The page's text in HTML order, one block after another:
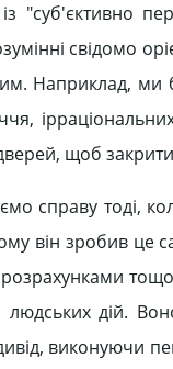
"суб'єктивно
свідомо
Наприклад, ми
щоб
справу тоді,
він зробив це
розрахунками
дій.
виконуючи